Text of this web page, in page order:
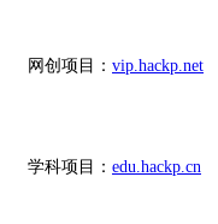
网创项目： vip.hackp.net
学科项目： edu.hackp.cn